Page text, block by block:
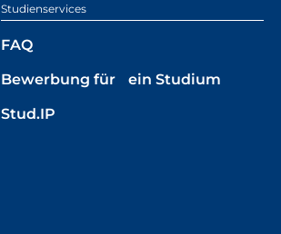
Studienservices
FAQ
Bewerbung für ein Studium
Stud.IP